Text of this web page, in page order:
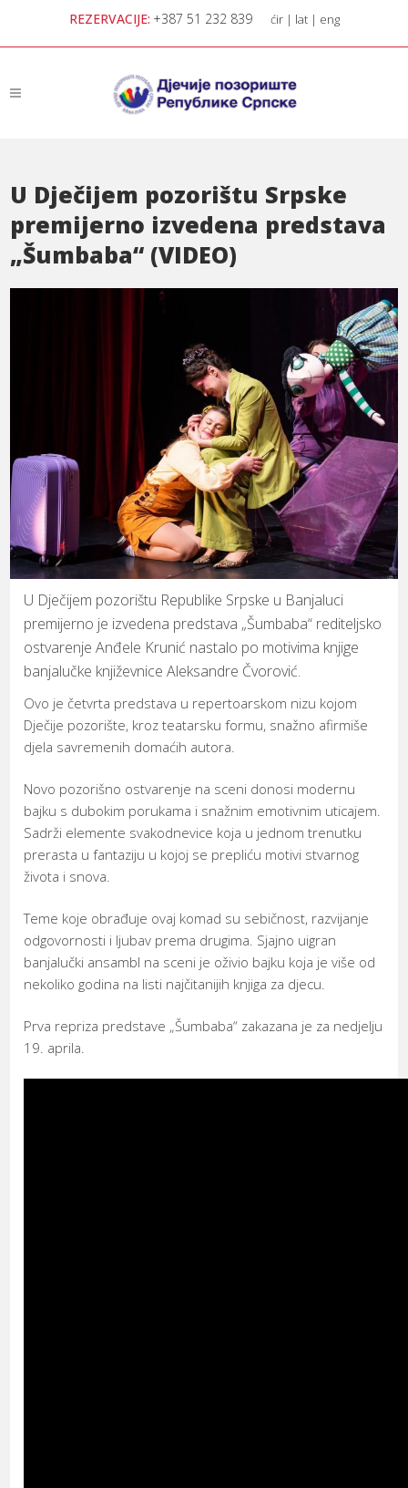
REZERVACIJE: +387 51 232 839 ćir| lat| eng
U Dječijem pozorištu Srpske
premijerno izvedena predstava
„Šumbaba“ (VIDEO)
U Dječijem pozorištu Republike Srpske u Banjaluci
premijerno je izvedena predstava „Šumbaba“ rediteljsko
ostvarenje Anđele Krunić nastalo po motivima knjige
banjalučke književnice Aleksandre Čvorović.
Ovo je četvrta predstava u repertoarskom nizu kojom
Dječije pozorište, kroz teatarsku formu, snažno afirmiše
djela savremenih domaćih autora.
Novo pozorišno ostvarenje na sceni donosi modernu
bajku s dubokim porukama i snažnim emotivnim uticajem.
Sadrži elemente svakodnevice koja u jednom trenutku
prerasta u fantaziju u kojoj se prepliću motivi stvarnog
života i snova.
Teme koje obrađuje ovaj komad su sebičnost, razvijanje
odgovornosti i ljubav prema drugima. Sjajno uigran
banjalučki ansambl na sceni je oživio bajku koja je više od
nekoliko godina na listi najčitanijih knjiga za djecu.
Prva repriza predstave „Šumbaba“ zakazana je za nedjelju
19. aprila.